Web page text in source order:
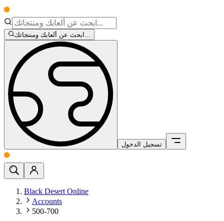
ابحث عن ألعابك ومنتجاتك...
تسجيل الدخول
Black Desert Online
Accounts
500-700